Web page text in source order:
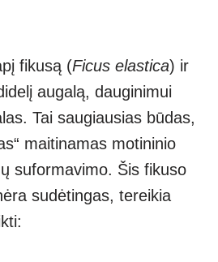
fikusą (Ficus elastica) ir
augalą, dauginimui
Tai saugiausias būdas,
maitinamas motininio
suformavimo. Šis fikuso
sudėtingas, tereikia